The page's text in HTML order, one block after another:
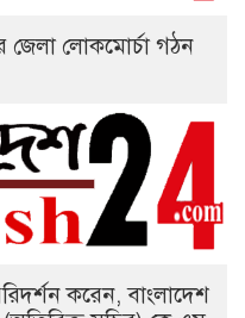
জেলা লোকমোর্চা গঠন
করেন, বাংলাদেশ